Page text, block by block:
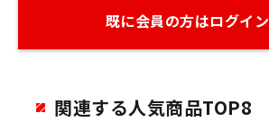
既に会員の方はログイ
関連する人気商品TOP8